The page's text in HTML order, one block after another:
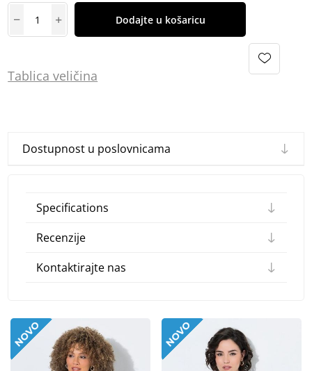
Dodajte u košaricu
Tablica veličina
Dostupnost u poslovnicama
Specifications
Recenzije
Kontaktirajte nas